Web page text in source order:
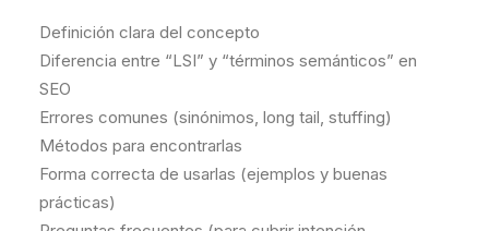
Definición clara del concepto
Diferencia entre “LSI” y “términos semánticos” en
SEO
Errores comunes (sinónimos, long tail, stuffing)
Métodos para encontrarlas
Forma correcta de usarlas (ejemplos y buenas
prácticas)